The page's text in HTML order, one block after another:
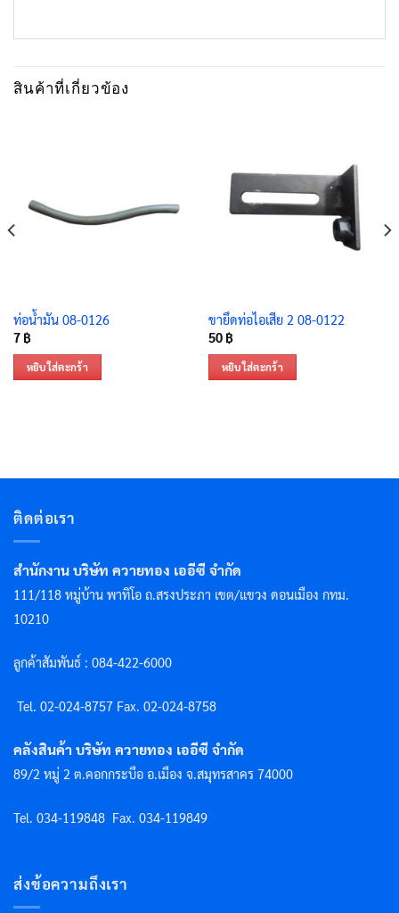
สินค้าที่เกี่ยวข้อง
ท่อน้ำมัน 08-0126
7 ฿
หยิบใส่ตะกร้า
ขายึดท่อไอเสีย 2 08-0122
50 ฿
หยิบใส่ตะกร้า
ติดต่อเรา
สำนักงาน บริษัท ควายทอง เออีซี จำกัด
111/118 หมู่บ้าน พาทิโอ ถ.สรงประภา เขต/แขวง ดอนเมือง กทม.
10210
ลูกค้าสัมพันธ์ : 084-422-6000
Tel. 02-024-8757 Fax. 02-024-8758
คลังสินค้า บริษัท ควายทอง เออีซี จำกัด
89/2 หมู่ 2 ต.คอกกระบือ อ.เมือง จ.สมุทรสาคร 74000
Tel. 034-119848 Fax. 034-119849
ส่งข้อความถึงเรา